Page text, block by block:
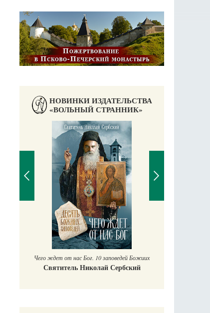
НОВИНКИ ИЗДАТЕЛЬСТВА
«ВОЛЬНЫЙ СТРАННИК»
Чего ждет от нас Бог. 10 заповедей Божиих
Святитель Николай Сербский